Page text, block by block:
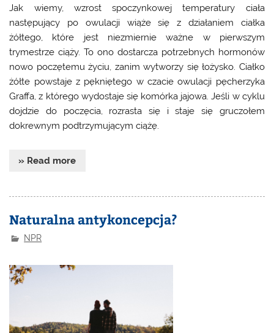
Jak wiemy, wzrost spoczynkowej temperatury ciała
następujący po owulacji wiąże się z działaniem ciałka
żółtego, które jest niezmiernie ważne w pierwszym
trymestrze ciąży. To ono dostarcza potrzebnych hormonów
nowo poczętemu życiu, zanim wytworzy się łożysko. Ciałko
żółte powstaje z pękniętego w czacie owulacji pęcherzyka
Graffa, z którego wydostaje się komórka jajowa. Jeśli w cyklu
dojdzie do poczęcia, rozrasta się i staje się gruczołem
dokrewnym podtrzymującym ciążę.
» Read more
Naturalna antykoncepcja?
NPR